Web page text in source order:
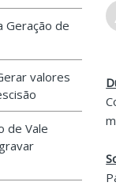
Geração de
valores
de Vale